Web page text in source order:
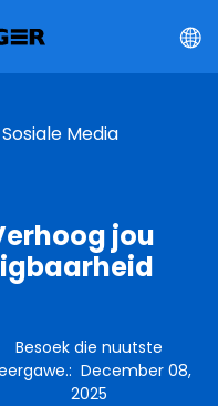
Media
jou
Besoek die nuutste
:December 08,
2025